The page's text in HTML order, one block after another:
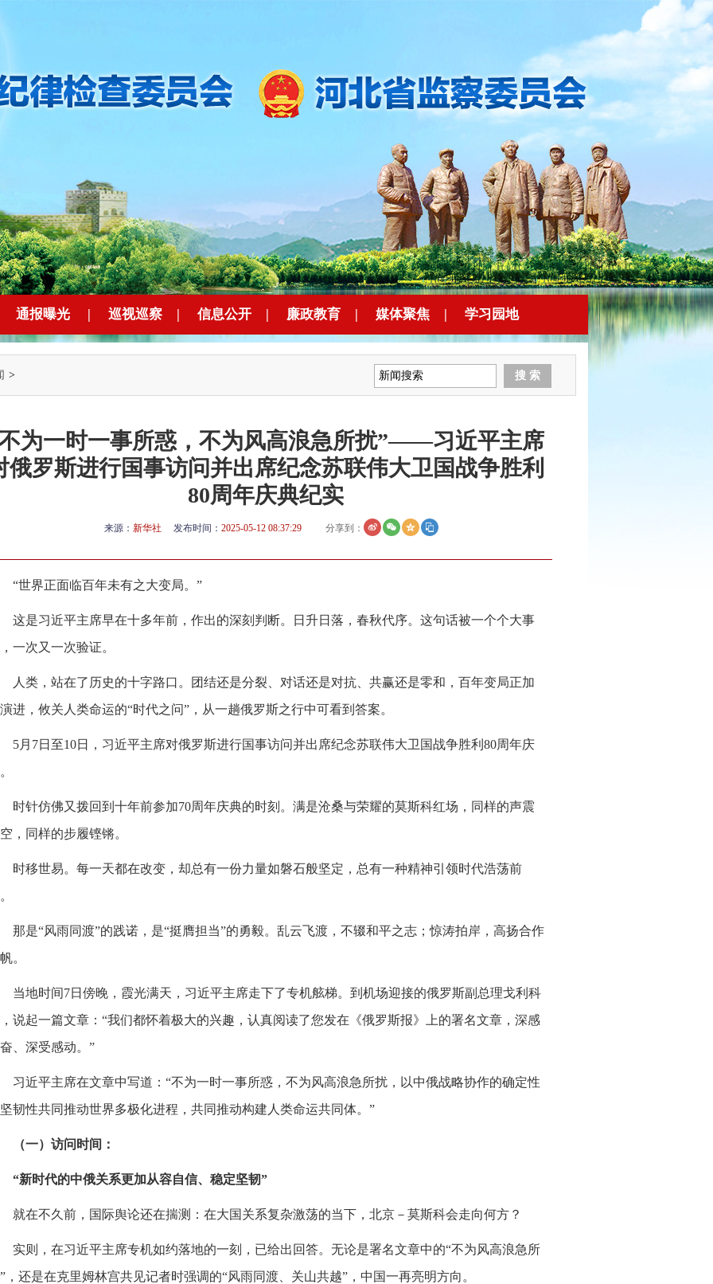
通报曝光 | 巡视巡察 | 信息公开 | 廉政教育 | 媒体聚焦 | 学习园地
>
为一时一事所惑，不为风高浪急所扰”——习近平主席
俄罗斯进行国事访问并出席纪念苏联伟大卫国战争胜利
80周年庆典纪实
来源： 新华社 发布时间： 2025-05-12 08:37:29 分享到：
“世界正面临百年未有之大变局。”
这是习近平主席早在十多年前，作出的深刻判断。日升日落，春秋代序。这句话被一个个大事
一次又一次验证。
人类，站在了历史的十字路口。团结还是分裂、对话还是对抗、共赢还是零和，百年变局正加
进，攸关人类命运的“时代之问”，从一趟俄罗斯之行中可看到答案。
5月7日至10日，习近平主席对俄罗斯进行国事访问并出席纪念苏联伟大卫国战争胜利80周年庆
时针仿佛又拨回到十年前参加70周年庆典的时刻。满是沧桑与荣耀的莫斯科红场，同样的声震
，同样的步履铿锵。
时移世易。每一天都在改变，却总有一份力量如磐石般坚定，总有一种精神引领时代浩荡前
那是“风雨同渡”的践诺，是“挺膺担当”的勇毅。乱云飞渡，不辍和平之志；惊涛拍岸，高扬合作
。
当地时间7日傍晚，霞光满天，习近平主席走下了专机舷梯。到机场迎接的俄罗斯副总理戈利科
说起一篇文章：“我们都怀着极大的兴趣，认真阅读了您发在《俄罗斯报》上的署名文章，深感
、深受感动。”
习近平主席在文章中写道：“不为一时一事所惑，不为风高浪急所扰，以中俄战略协作的确定性
韧性共同推动世界多极化进程，共同推动构建人类命运共同体。”
（一）访问时间：
“新时代的中俄关系更加从容自信、稳定坚韧”
就在不久前，国际舆论还在揣测：在大国关系复杂激荡的当下，北京－莫斯科会走向何方？
实则，在习近平主席专机如约落地的一刻，已给出回答。无论是署名文章中的“不为风高浪急所
，还是在克里姆林宫共见记者时强调的“风雨同渡、关山共越”，中国一再亮明方向。